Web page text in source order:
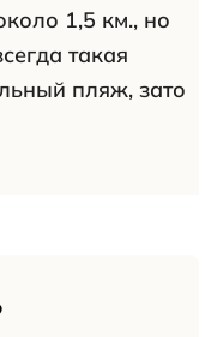
1,5 км., но
такая
пляж, зато